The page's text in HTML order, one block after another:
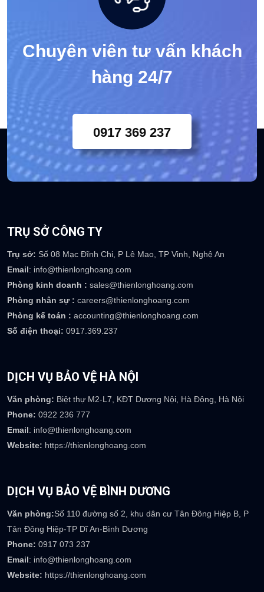
Chuyên viên tư vấn khách
hàng 24/7
TRỤ SỞ CÔNG TY
Phòng kinh doanh : sales@thienlonghoang.com
Phòng nhân sự :
careers@thienlonghoang.com
Phòng kế toán : accounting@thienlonghoang.com
Số điện thoại:0917.369.237
Văn phòng: Biệt thự M2-L7, KĐT Dương Nội, Hà Đông, Hà Nội
Phone:
0922 236 777
Email: info@thienlonghoang.com
Website:https://thienlonghoang.com
DỊCH VỤ BẢO VỆ BÌNH DƯƠNG